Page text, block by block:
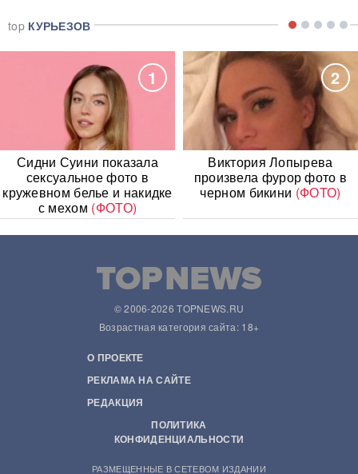
top КУРЬЕЗОВ
1
Сидни Суини показала
сексуальное фото в
кружевном белье и накидке
с мехом (ФОТО)
2
Виктория Лопырева
произвела фурор фото в
черном бикини (ФОТО)
© 2006-2026 TOPNEWS.RU
Возрастная категория сайта: 18+
О ПРОЕКТЕ
РЕКЛАМА НА САЙТЕ
РЕДАКЦИЯ
ПОЛИТИКА
КОНФИДЕНЦИАЛЬНОСТИ
РАЗМЕЩЕННЫЕ В СЕТЕВОМ ИЗДАНИИ